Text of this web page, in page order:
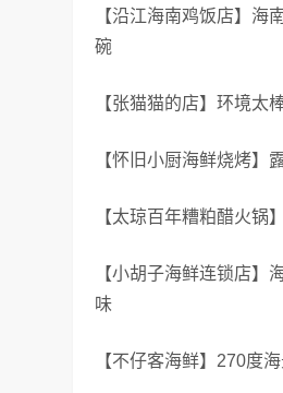
【沿江海南鸡饭店】海
碗
【张猫猫的店】环境太
【怀旧小厨海鲜烧烤】
【太琼百年糟粕醋火锅
【小胡子海鲜连锁店】
味
【不仔客海鲜】270度